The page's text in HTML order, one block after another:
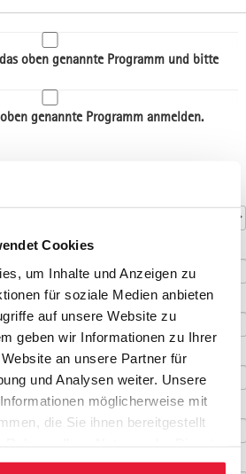
Cookies
um Inhalte und Anzeigen zu
für soziale Medien anbieten
auf unsere Website zu
geben wir Informationen zu Ihrer
an unsere Partner für
und Analysen weiter. Unsere
möglicherweise mit
die Sie ihnen bereitgestellt
oben genannte Programm und bitte
genannte Programm anmelden.